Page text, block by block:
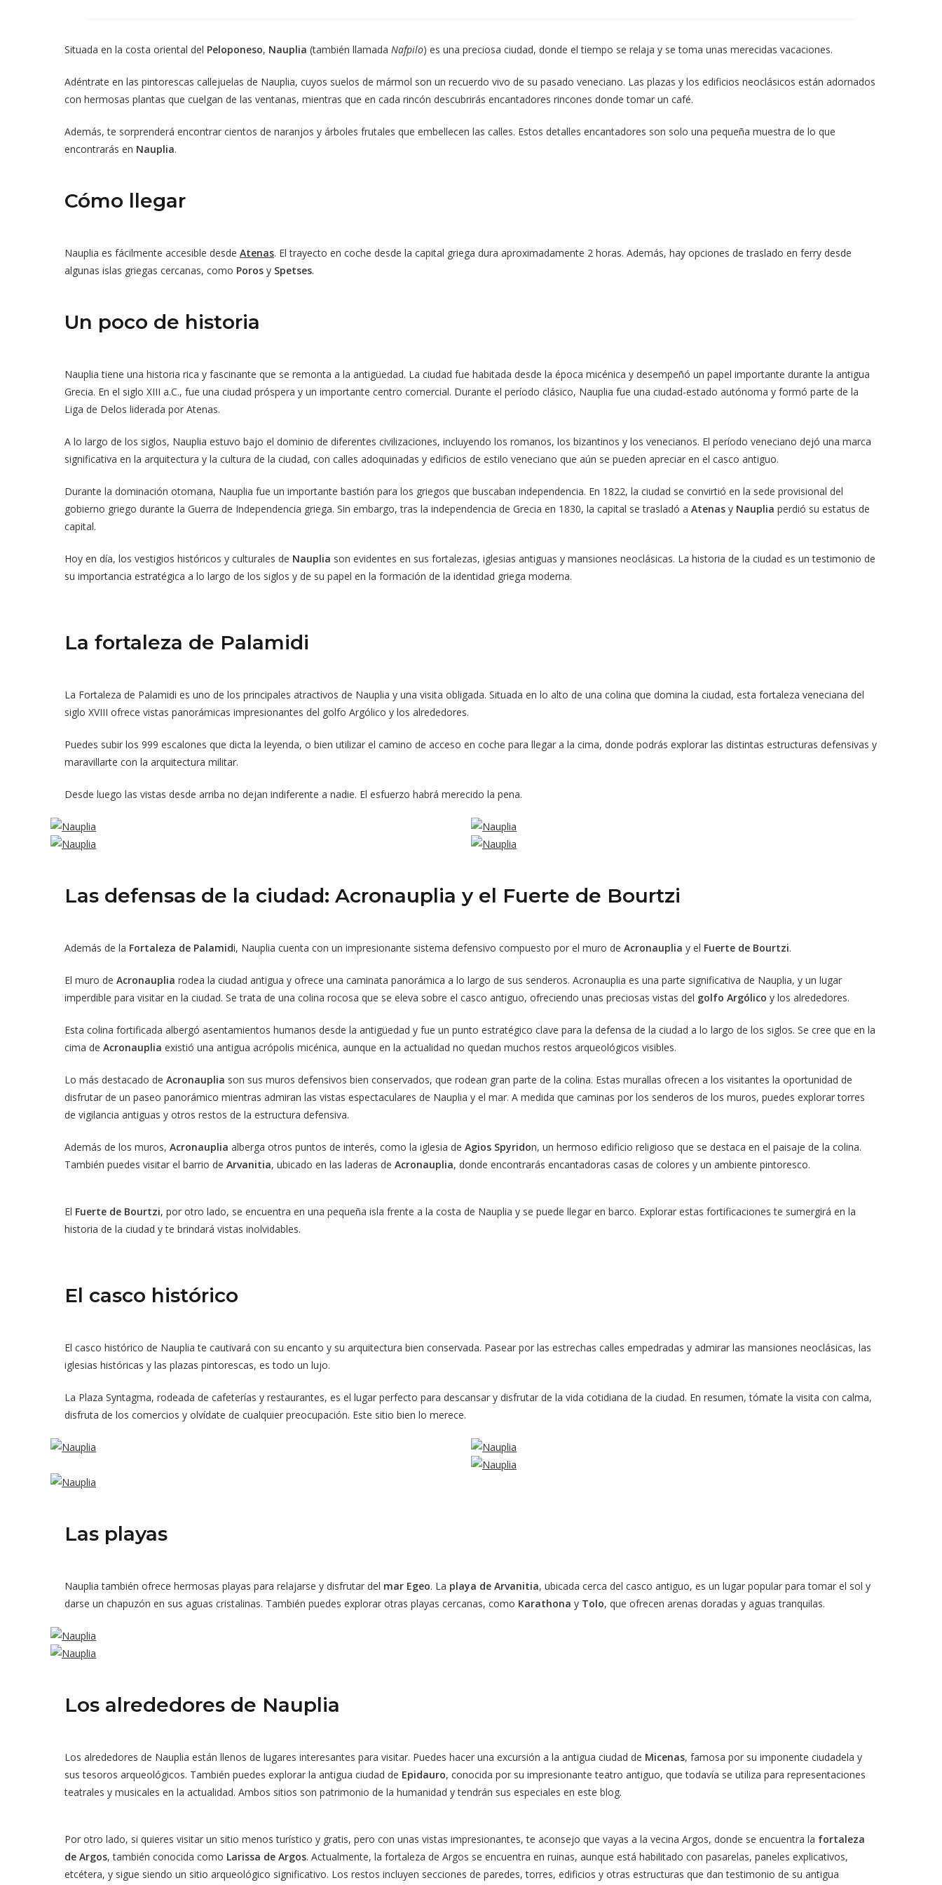
Situada en la costa oriental del Peloponeso, Nauplia (también llamada Nafpilo) es una preciosa ciudad, donde el tiempo se relaja y se toma unas merecidas vacaciones.
Adéntrate en las pintorescas callejuelas de Nauplia, cuyos suelos de mármol son un recuerdo vivo de su pasado veneciano. Las plazas y los edificios neoclásicos están adornados
con hermosas plantas que cuelgan de las ventanas, mientras que en cada rincón descubrirás encantadores rincones donde tomar un café.
Además, te sorprenderá encontrar cientos de naranjos y árboles frutales que embellecen las calles. Estos detalles encantadores son solo una pequeña muestra de lo que
encontrarás en Nauplia.
Cómo llegar
Nauplia es fácilmente accesible desde Atenas. El trayecto en coche desde la capital griega dura aproximadamente 2 horas. Además, hay opciones de traslado en ferry desde
algunas islas griegas cercanas, como Poros y Spetses.
Un poco de historia
Nauplia tiene una historia rica y fascinante que se remonta a la antigüedad. La ciudad fue habitada desde la época micénica y desempeñó un papel importante durante la antigua
Grecia. En el siglo XIII a.C., fue una ciudad próspera y un importante centro comercial. Durante el período clásico, Nauplia fue una ciudad-estado autónoma y formó parte de la
Liga de Delos liderada por Atenas.
A lo largo de los siglos, Nauplia estuvo bajo el dominio de diferentes civilizaciones, incluyendo los romanos, los bizantinos y los venecianos. El período veneciano dejó una marca
significativa en la arquitectura y la cultura de la ciudad, con calles adoquinadas y edificios de estilo veneciano que aún se pueden apreciar en el casco antiguo.
Durante la dominación otomana, Nauplia fue un importante bastión para los griegos que buscaban independencia. En 1822, la ciudad se convirtió en la sede provisional del
gobierno griego durante la Guerra de Independencia griega. Sin embargo, tras la independencia de Grecia en 1830, la capital se trasladó a Atenas y Nauplia perdió su estatus de
capital.
Hoy en día, los vestigios históricos y culturales de Nauplia son evidentes en sus fortalezas, iglesias antiguas y mansiones neoclásicas. La historia de la ciudad es un testimonio de
su importancia estratégica a lo largo de los siglos y de su papel en la formación de la identidad griega moderna.
La fortaleza de Palamidi
La Fortaleza de Palamidi es uno de los principales atractivos de Nauplia y una visita obligada. Situada en lo alto de una colina que domina la ciudad, esta fortaleza veneciana del
siglo XVIII ofrece vistas panorámicas impresionantes del golfo Argólico y los alrededores.
Puedes subir los 999 escalones que dicta la leyenda, o bien utilizar el camino de acceso en coche para llegar a la cima, donde podrás explorar las distintas estructuras defensivas y
maravillarte con la arquitectura militar.
Desde luego las vistas desde arriba no dejan indiferente a nadie. El esfuerzo habrá merecido la pena.
Las defensas de la ciudad: Acronauplia y el Fuerte de Bourtzi
Además de la Fortaleza de Palamidi, Nauplia cuenta con un impresionante sistema defensivo compuesto por el muro de Acronauplia y el Fuerte de Bourtzi.
El muro de Acronauplia rodea la ciudad antigua y ofrece una caminata panorámica a lo largo de sus senderos. Acronauplia es una parte significativa de Nauplia, y un lugar
imperdible para visitar en la ciudad. Se trata de una colina rocosa que se eleva sobre el casco antiguo, ofreciendo unas preciosas vistas del golfo Argólico y los alrededores.
Esta colina fortificada albergó asentamientos humanos desde la antigüedad y fue un punto estratégico clave para la defensa de la ciudad a lo largo de los siglos. Se cree que en la
cima de Acronauplia existió una antigua acrópolis micénica, aunque en la actualidad no quedan muchos restos arqueológicos visibles.
Lo más destacado de Acronauplia son sus muros defensivos bien conservados, que rodean gran parte de la colina. Estas murallas ofrecen a los visitantes la oportunidad de
disfrutar de un paseo panorámico mientras admiran las vistas espectaculares de Nauplia y el mar. A medida que caminas por los senderos de los muros, puedes explorar torres
de vigilancia antiguas y otros restos de la estructura defensiva.
Además de los muros, Acronauplia alberga otros puntos de interés, como la iglesia de Agios Spyridon, un hermoso edificio religioso que se destaca en el paisaje de la colina.
También puedes visitar el barrio de Arvanitia, ubicado en las laderas de Acronauplia, donde encontrarás encantadoras casas de colores y un ambiente pintoresco.
El Fuerte de Bourtzi, por otro lado, se encuentra en una pequeña isla frente a la costa de Nauplia y se puede llegar en barco. Explorar estas fortificaciones te sumergirá en la
historia de la ciudad y te brindará vistas inolvidables.
El casco histórico
El casco histórico de Nauplia te cautivará con su encanto y su arquitectura bien conservada. Pasear por las estrechas calles empedradas y admirar las mansiones neoclásicas, las
iglesias históricas y las plazas pintorescas, es todo un lujo.
La Plaza Syntagma, rodeada de cafeterías y restaurantes, es el lugar perfecto para descansar y disfrutar de la vida cotidiana de la ciudad. En resumen, tómate la visita con calma,
disfruta de los comercios y olvídate de cualquier preocupación. Este sitio bien lo merece.
Las playas
Nauplia también ofrece hermosas playas para relajarse y disfrutar del mar Egeo. La playa de Arvanitia, ubicada cerca del casco antiguo, es un lugar popular para tomar el sol y
darse un chapuzón en sus aguas cristalinas. También puedes explorar otras playas cercanas, como Karathona y Tolo, que ofrecen arenas doradas y aguas tranquilas.
Los alrededores de Nauplia
Los alrededores de Nauplia están llenos de lugares interesantes para visitar. Puedes hacer una excursión a la antigua ciudad de Micenas, famosa por su imponente ciudadela y
sus tesoros arqueológicos. También puedes explorar la antigua ciudad de Epidauro, conocida por su impresionante teatro antiguo, que todavía se utiliza para representaciones
teatrales y musicales en la actualidad. Ambos sitios son patrimonio de la humanidad y tendrán sus especiales en este blog.
Por otro lado, si quieres visitar un sitio menos turístico y gratis, pero con unas vistas impresionantes, te aconsejo que vayas a la vecina Argos, donde se encuentra la fortaleza
de Argos, también conocida como Larissa de Argos. Actualmente, la fortaleza de Argos se encuentra en ruinas, aunque está habilitado con pasarelas, paneles explicativos,
etcétera, y sigue siendo un sitio arqueológico significativo. Los restos incluyen secciones de paredes, torres, edificios y otras estructuras que dan testimonio de su antigua